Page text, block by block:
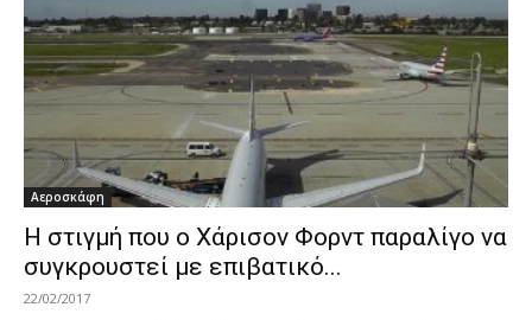
Αεροσκάφη
Η στιγμή που ο Χάρισον Φορντ παραλίγο να
συγκρουστεί με επιβατικό...
22/02/2017